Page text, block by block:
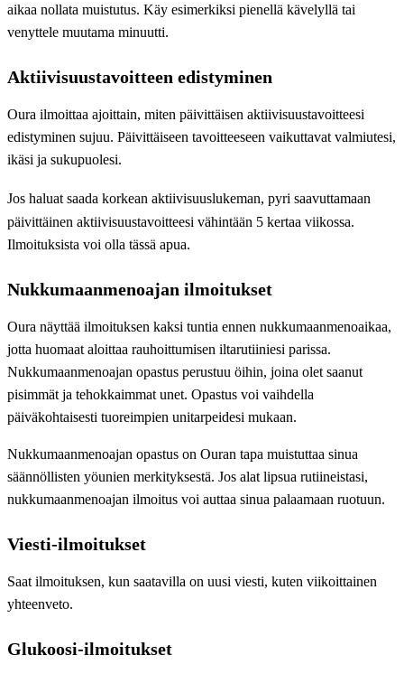
aikaa nollata muistutus. Käy esimerkiksi pienellä kävelyllä tai
venyttele muutama minuutti.
Aktiivisuustavoitteen edistyminen
Oura ilmoittaa ajoittain, miten päivittäisen aktiivisuustavoitteesi
edistyminen sujuu. Päivittäiseen tavoitteeseen vaikuttavat valmiutesi,
ikäsi ja sukupuolesi.
Jos haluat saada korkean aktiivisuuslukeman, pyri saavuttamaan
päivittäinen aktiivisuustavoitteesi vähintään 5 kertaa viikossa.
Ilmoituksista voi olla tässä apua.
Nukkumaanmenoajan ilmoitukset
Oura näyttää ilmoituksen kaksi tuntia ennen nukkumaanmenoaikaa,
jotta huomaat aloittaa rauhoittumisen iltarutiiniesi parissa.
Nukkumaanmenoajan opastus perustuu öihin, joina olet saanut
pisimmät ja tehokkaimmat unet. Opastus voi vaihdella
päiväkohtaisesti tuoreimpien unitarpeidesi mukaan.
Nukkumaanmenoajan opastus on Ouran tapa muistuttaa sinua
säännöllisten yöunien merkityksestä. Jos alat lipsua rutiineistasi,
nukkumaanmenoajan ilmoitus voi auttaa sinua palaamaan ruotuun.
Viesti-ilmoitukset
Saat ilmoituksen, kun saatavilla on uusi viesti, kuten viikoittainen
yhteenveto.
Glukoosi-ilmoitukset